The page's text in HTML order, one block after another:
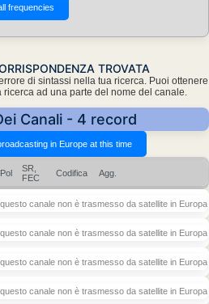
TROVATA
di sintassi nella tua ricerca. Puoi ottenere
ad una parte del nome del canale.
Canali - 4 record
SR,
FEC
Codifica Agg.
canale non è trasmesso da satellite in Europa
canale non è trasmesso da satellite in Europa
canale non è trasmesso da satellite in Europa
canale non è trasmesso da satellite in Europa